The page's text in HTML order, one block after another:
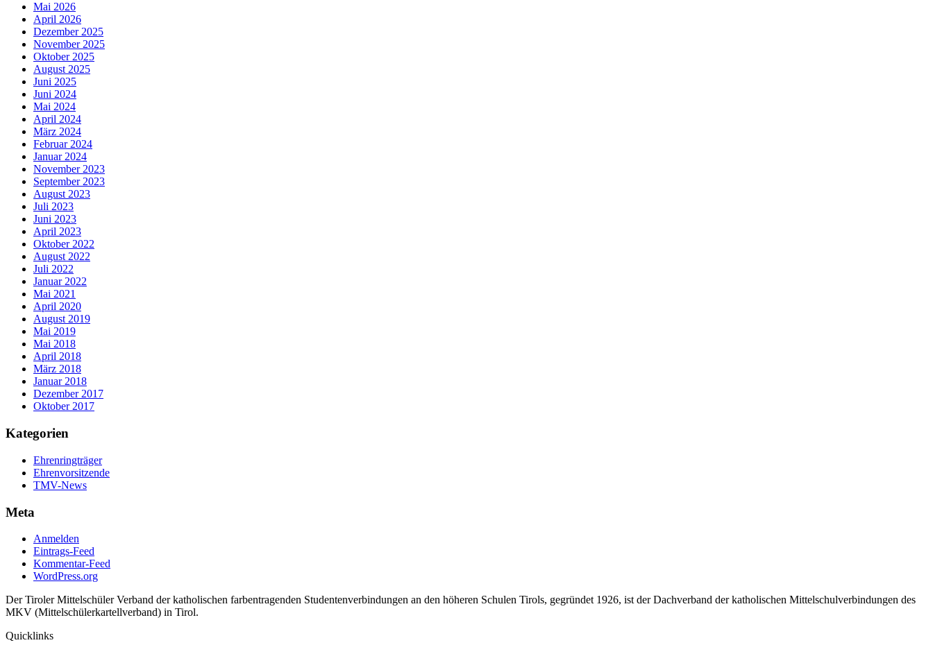
Mai 2026
April 2026
Dezember 2025
November 2025
Oktober 2025
August 2025
Juni 2025
Juni 2024
Mai 2024
April 2024
März 2024
Februar 2024
Januar 2024
November 2023
September 2023
August 2023
Juli 2023
Juni 2023
April 2023
Oktober 2022
August 2022
Juli 2022
Januar 2022
Mai 2021
April 2020
August 2019
Mai 2019
Mai 2018
April 2018
März 2018
Januar 2018
Dezember 2017
Oktober 2017
Kategorien
Ehrenringträger
Ehrenvorsitzende
TMV-News
Meta
Anmelden
Eintrags-Feed
Kommentar-Feed
WordPress.org
Der Tiroler Mittelschüler Verband der katholischen farbentragenden Studentenverbindungen an den höheren Schulen Tirols, gegründet 1926, ist der Dachverband der katholischen Mittelschulverbindungen des
MKV (Mittelschülerkartellverband) in Tirol.
Quicklinks